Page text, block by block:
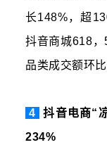
长148%，超
抖音商城618
品类成交额环
4
抖音电商“
234%